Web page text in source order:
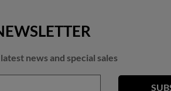
news and special sales